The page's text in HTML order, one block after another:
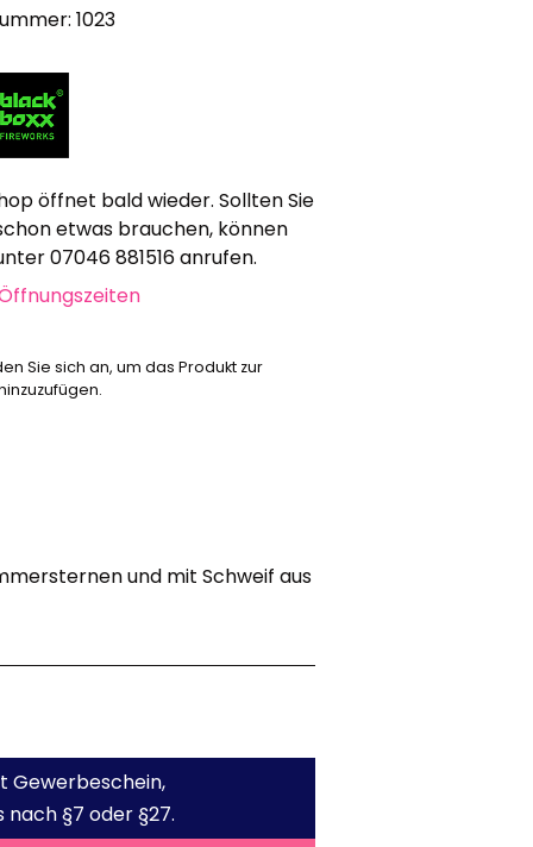
Alle anzeigen
Bekleidung
Attrappen
Sonstiges
Geschenkgutscheine
1023
öffnet bald wieder. Sollten Sie
etwas brauchen, können
07046 881516 anrufen.
Sie sich an, um das Produkt zur
und mit Schweif aus
Gewerbeschein,
§7 oder §27.